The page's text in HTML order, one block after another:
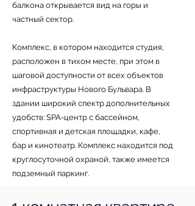
балкона открывается вид на горы и
частный сектор.
Комплекс, в котором находится студия,
расположен в тихом месте, при этом в
шаговой доступности от всех объектов
инфраструктуры Нового Бульвара. В
здании широкий спектр дополнительных
удобств: SРА-центр с бассейном,
спортивная и детская площадки, кафе,
бар и кинотеатр. Комплекс находится под
круглосуточной охраной, также имеется
подземный паркинг.